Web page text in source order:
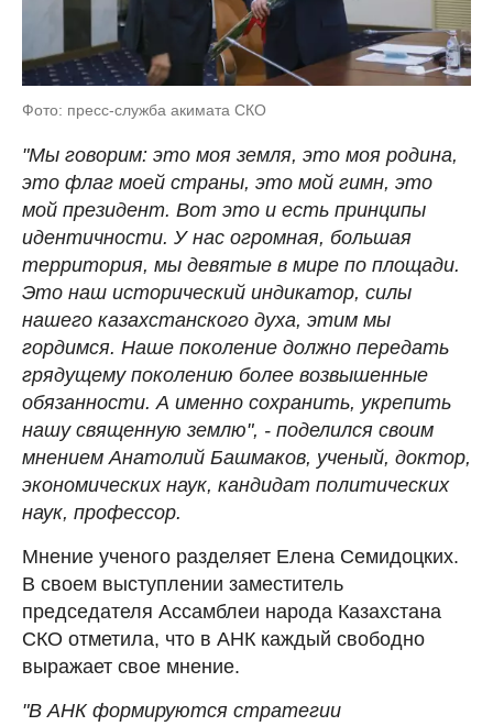
Фото: пресс-служба акимата СКО
"Мы говорим: это моя земля, это моя родина,
это флаг моей страны, это мой гимн, это
мой президент. Вот это и есть принципы
идентичности. У нас огромная, большая
территория, мы девятые в мире по площади.
Это наш исторический индикатор, силы
нашего казахстанского духа, этим мы
гордимся. Наше поколение должно передать
грядущему поколению более возвышенные
обязанности. А именно сохранить, укрепить
нашу священную землю", - поделился своим
мнением Анатолий Башмаков, ученый, доктор,
экономических наук, кандидат политических
наук, профессор.
Мнение ученого разделяет Елена Семидоцких.
В своем выступлении заместитель
председателя Ассамблеи народа Казахстана
СКО отметила, что в АНК каждый свободно
выражает свое мнение.
"В АНК формируются стратегии